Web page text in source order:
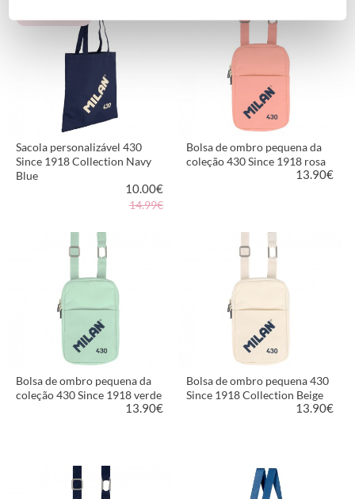
Sacola personalizável 430
Since 1918 Collection Navy
Blue
10.00€
14.99€
VER PRODUTO
Bolsa de ombro pequena da
coleção 430 Since 1918 rosa
13.90€
Bolsa de ombro pequena da
coleção 430 Since 1918 verde
13.90€
VER PRODUTO
Bolsa de ombro pequena 430
Since 1918 Collection Beige
13.90€
VER PRODUTO